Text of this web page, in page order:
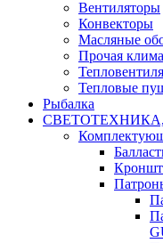
Вентиляторы
Конвекторы
Масляные
Прочая
Тепловые
Рыбалка
СВЕТОТЕХНИКА,